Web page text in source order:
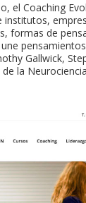
el Coaching
formas de
Gallwick,
la